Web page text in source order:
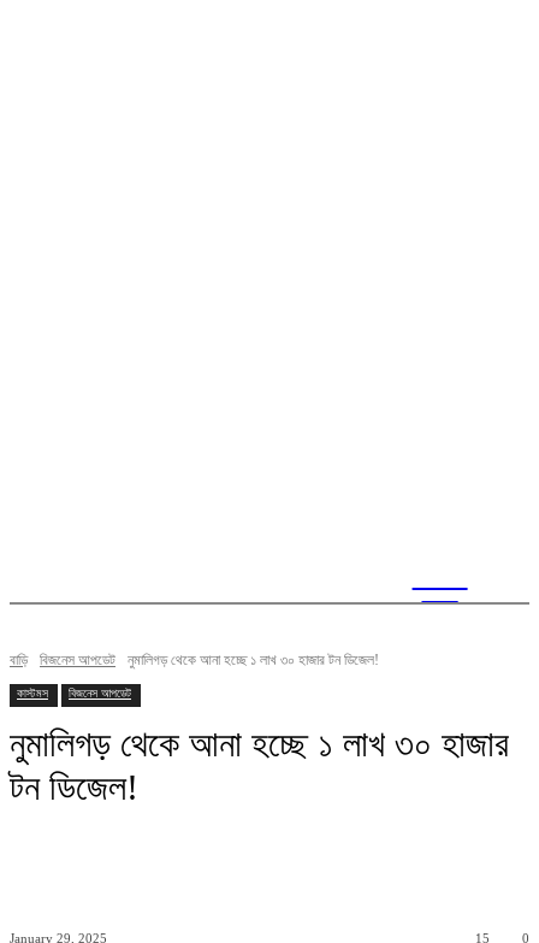
news
বাড়ি বিজনেস আপডেট নুমালিগড় থেকে আনা হচ্ছে ১ লাখ ৩০ হাজার টন ডিজেল!
কাস্টমস বিজনেস আপডেট
নুমালিগড় থেকে আনা হচ্ছে ১ লাখ ৩০ হাজার
টন ডিজেল!
January 29, 2025 0
15